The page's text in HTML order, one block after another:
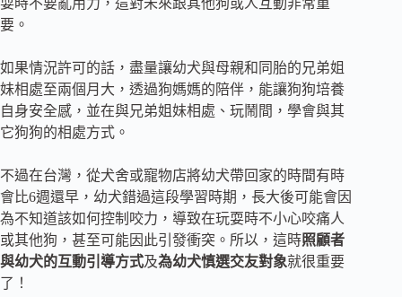
要。
如果情況許可的話，盡量讓幼犬與母親和同胎的兄弟姐
妹相處至兩個月大，透過狗媽媽的陪伴，能讓狗狗培養
自身安全感，並在與兄弟姐妹相處、玩鬧間，學會與其
它狗狗的相處方式。
不過在台灣，從犬舍或寵物店將幼犬帶回家的時間有時
會比6週還早，幼犬錯過這段學習時期，長大後可能會因
為不知道該如何控制咬力，導致在玩耍時不小心咬痛人
或其他狗，甚至可能因此引發衝突。所以，這時照顧者
與幼犬的互動引導方式及為幼犬慎選交友對象就很重要
了！